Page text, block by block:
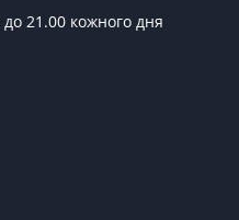
готові двері
готових вхідних
вхідних
21.00 кожного дня